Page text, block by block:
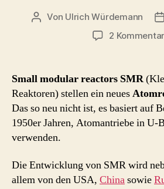
Beitragsautor
Von Ulrich Würdemann
2
Small modular reactors SMR
Reaktoren) stellen ein neues
Das so neu nicht ist, es basiert auf
1950er Jahren, Atomantriebe in U-
verwenden.
Die Entwicklung von SMR wird
allem von den USA, Chinasowie